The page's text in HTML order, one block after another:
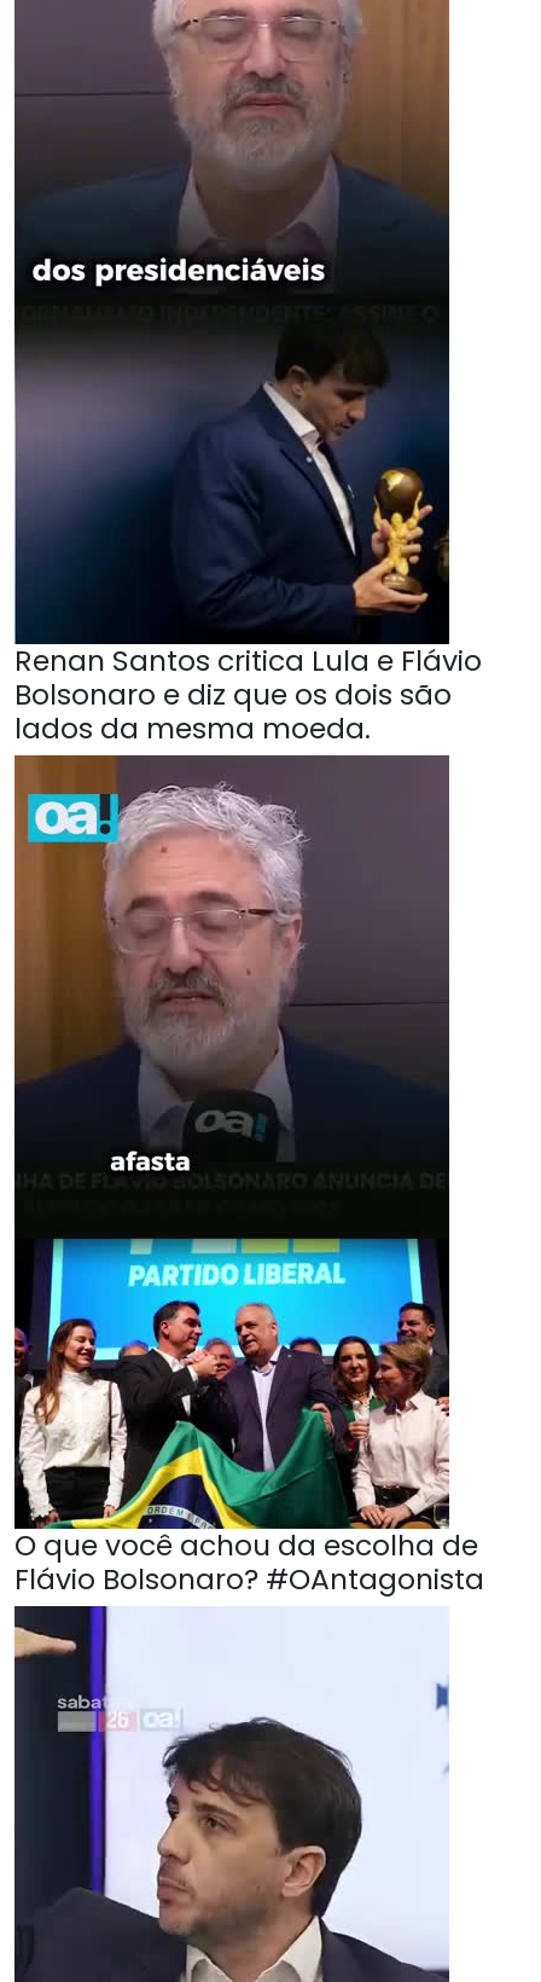
Renan Santos critica Lula e Flávio
Bolsonaro e diz que os dois são
lados da mesma moeda.
O que você achou da escolha de
Flávio Bolsonaro? #OAntagonista